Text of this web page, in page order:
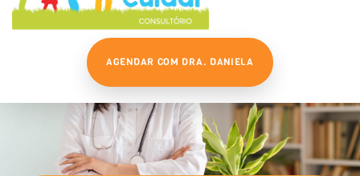
AGENDAR COM DRA. DANIELA